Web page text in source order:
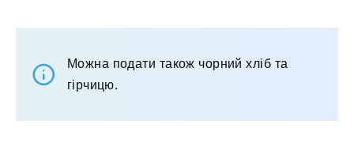
Можна подати також чорний хліб та
гірчицю.